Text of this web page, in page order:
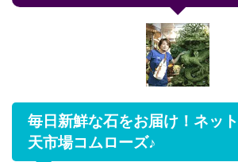
毎日新鮮な石をお届け！ネッ
天市場コムローズ♪